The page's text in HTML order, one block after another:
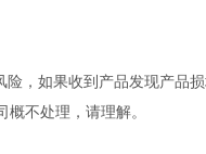
险，如果收到产品发现产品
不处理，请理解。